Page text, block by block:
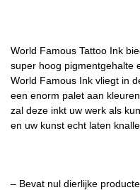
World Famous Tattoo Ink
super hoog pigmentgehalte
World Famous Ink vliegt in
een enorm palet aan
zal deze inkt uw werk als
en uw kunst echt laten
– Bevat nul dierlijke